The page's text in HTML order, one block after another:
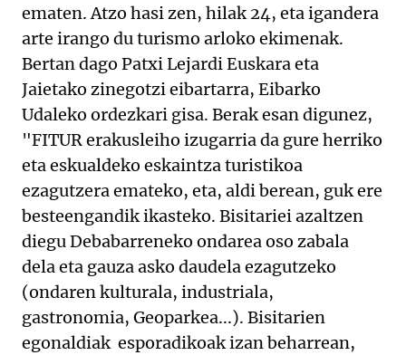
ematen. Atzo hasi zen, hilak 24, eta igandera
arte irango du turismo arloko ekimenak.
Bertan dago Patxi Lejardi Euskara eta
Jaietako zinegotzi eibartarra, Eibarko
Udaleko ordezkari gisa. Berak esan digunez,
"FITUR erakusleiho izugarria da gure herriko
eta eskualdeko eskaintza turistikoa
ezagutzera emateko, eta, aldi berean, guk ere
besteengandik ikasteko. Bisitariei azaltzen
diegu Debabarreneko ondarea oso zabala
dela eta gauza asko daudela ezagutzeko
(ondaren kulturala, industriala,
gastronomia, Geoparkea...). Bisitarien
egonaldiak esporadikoak izan beharrean,